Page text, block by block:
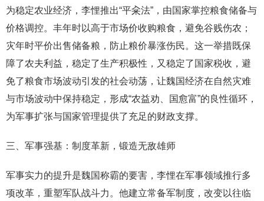
为稳定农业经济，李悝推出“平籴法”，由国家掌控粮食储备与
价格调控。丰年时以高于市场价收购粮食，避免谷贱伤农；
灾年时平价出售储备粮，防止粮价暴涨伤民。这一举措既保
障了农夫利益，稳定了生产积极性，又稳定了国家税收，避
免了粮食市场波动引发的社会动荡，让魏国经济在自然灾难
与市场波动中保持稳定，形成“农益劝、国愈富”的良性循环，
为军事扩张与国家管理提供了充足的财政支撑。
三、军事强基：制度革新，锻造无敌雄师
军事实力的提升是魏国称霸的要害，李悝在军事领域推行多
项改革，重塑军队战斗力。他建立常备军制度，改变以往临